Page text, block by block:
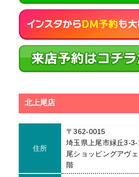
北上尾店
住所
〒362-0015
埼玉県上尾市緑丘3-
尾ショッピングアヴ
階